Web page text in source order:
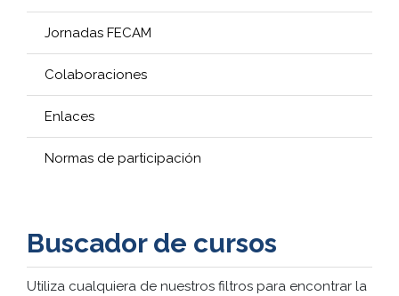
Jornadas FECAM
Colaboraciones
Enlaces
Normas de participación
Buscador de cursos
Utiliza cualquiera de nuestros filtros para encontrar la